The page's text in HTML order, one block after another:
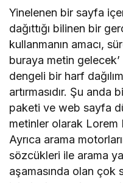
Yinelenen bir sayfa
dağıttığı bilinen bir
kullanmanın amacı,
buraya metin
dengeli bir harf
artırmasıdır. Şu anda
paketi ve web sayfa
metinler olarak Lorem
Ayrıca arama
sözcükleri ile arama
aşamasında olan çok